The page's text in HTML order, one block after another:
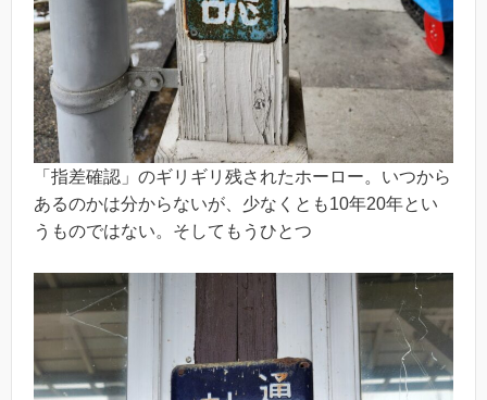
「指差確認」のギリギリ残されたホーロー。いつから
あるのかは分からないが、少なくとも10年20年とい
うものではない。そしてもうひとつ